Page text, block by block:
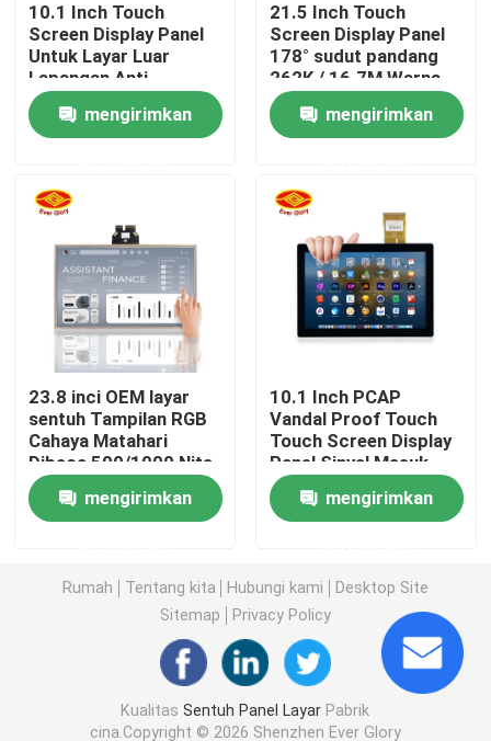
Hubungi kami
Berita
Sentuh Panel Layar
Panel LCD Layar Sentuh
Panel Sentuh Industri
Panel sentuh kapasitif
Panel Sentuh Tahan Air
Tampilan Ikatan Optik
Layar Multi Sentuh
Modul Tampilan Layar Sentuh
10.1 Inch Touch
Screen Display Panel
Untuk Layar Luar
Lapangan Anti-
Fingerprint Coating
mengirimkan
21.5 Inch Touch
Screen Display Panel
178° sudut pandang
262K / 16.7M Warna
mengirimkan
23.8 inci OEM layar
sentuh Tampilan RGB
Cahaya Matahari
Dibaca 500/1000 Nits
layar sentuh luar
mengirimkan
10.1 Inch PCAP
Vandal Proof Touch
Touch Screen Display
Panel Sinyal Masuk
VGA
mengirimkan
Rumah Tentang kita Hubungi kami
Desktop Site
Sitemap
Privacy Policy
KualitasSentuh Panel Layar Pabrik
cina.Copyright © 2026 Shenzhen Ever Glory